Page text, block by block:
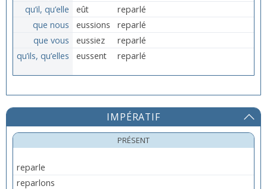
qu’il, qu’elle
eût
reparlé
que nous
eussions
reparlé
que vous
eussiez
reparlé
qu’ils, qu’elles
eussent reparlé
IMPÉRATIF
PRÉSENT
reparle
reparlons